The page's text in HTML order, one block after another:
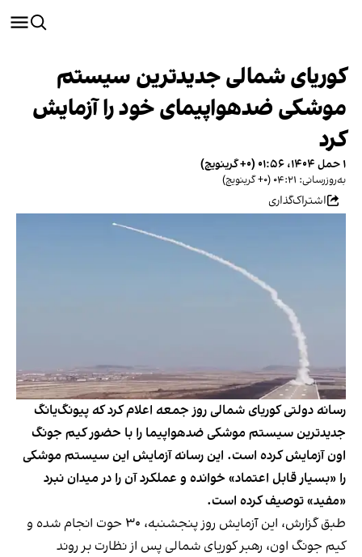
کوریای شمالی جدیدترین سیستم
موشکی ضدهواپیمای خود را آزمایش
کرد
۱ حمل ۱۴۰۴، ۰۱:۵۶ (‎+۰ گرینویچ)
به‌روزرسانی: ۰۴:۲۱ (‎+۰ گرینویچ)
اشتراک‌گذاری
رسانه دولتی کوریای شمالی روز جمعه اعلام کرد که پیونگ‌یانگ
جدیدترین سیستم موشکی ضدهواپیما را با حضور کیم جونگ
اون آزمایش کرده است. این رسانه آزمایش این سیستم موشکی
را «بسیار قابل اعتماد» خوانده و عملکرد آن را در میدان نبرد
«مفید» توصیف کرده است.
طبق گزارش، این آزمایش روز پنجشنبه، ۳۰ حوت انجام شده و
کیم‌ جونگ اون، رهبر کوریای شمالی پس از نظارت بر روند